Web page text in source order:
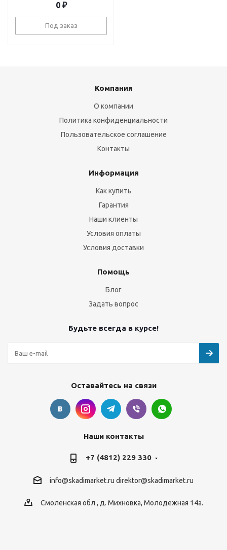
0₽
Под заказ
Компания
О компании
Политика конфиденциальности
Пользовательское соглашение
Контакты
Информация
Как купить
Гарантия
Наши клиенты
Условия оплаты
Условия доставки
Помощь
Блог
Задать вопрос
Будьте всегда в курсе!
Оставайтесь на связи
Наши контакты
+7 (4812) 229 330
info@skadimarket.ru direktor@skadimarket.ru
Смоленская обл , д. Михновка, Молодежная 14а.